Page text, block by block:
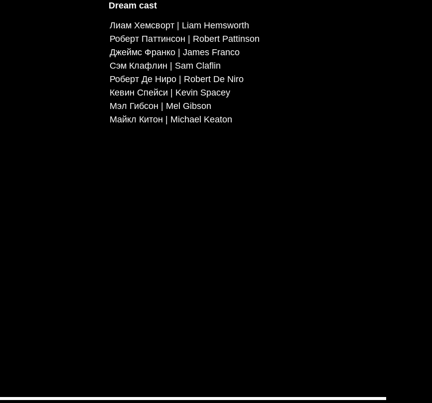
Dream cast
Лиам Хемсворт | Liam Hemsworth
Роберт Паттинсон | Robert Pattinson
Джеймс Франко | James Franco
Сэм Клафлин | Sam Claflin
Роберт Де Ниро | Robert De Niro
Кевин Спейси | Kevin Spacey
Мэл Гибсон | Mel Gibson
Майкл Китон | Michael Keaton